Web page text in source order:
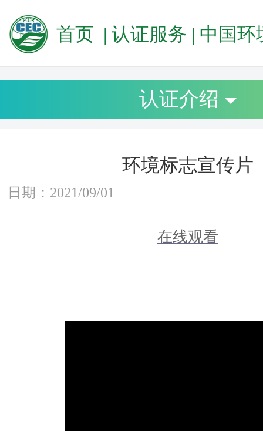
首页 | 认证服务 | 中国环境标志
认证介绍
环境标志宣传片
日期：2021/09/01
在线观看